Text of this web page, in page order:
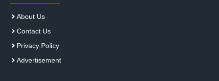
About Us
Contact Us
Privacy Policy
Advertisement